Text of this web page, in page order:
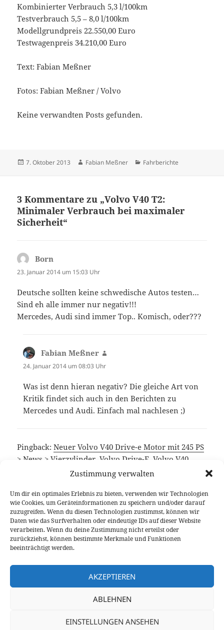
Zustimmung verwalten
Um dir ein optimales Erlebnis zu bieten, verwenden wir Technologien
wie Cookies, um Geräteinformationen zu speichern und/oder darauf
zuzugreifen. Wenn du diesen Technologien zustimmst, können wir
Daten wie das Surfverhalten oder eindeutige IDs auf dieser Website
verarbeiten. Wenn du deine Zustimmung nicht erteilst oder
zurückziehst, können bestimmte Merkmale und Funktionen
beeinträchtigt werden.
AKZEPTIEREN
ABLEHNEN
EINSTELLUNGEN ANSEHEN
Kombinierter Verbrauch 5,3 l/100km
Testverbrauch 5,5 – 8,0 l/100km
Modellgrundpreis 22.550,00 Euro
Testwagenpreis 34.210,00 Euro
Text: Fabian Meßner
Fotos: Fabian Meßner / Volvo
Keine verwandten Posts gefunden.
Veröffentlicht
7. Oktober 2013 Autor
Fabian Meßner Kategorien
Fahrberichte
3 Kommentare zu „Volvo V40 T2:
Minimaler Verbrauch bei maximaler
Sicherheit“
Born
23. Januar 2014 um 15:03 Uhr
Deutsche sollten keine schwedische Autos testen…
Sind eh alle immer nur negativ!!!
Mercedes, Audi sind immer Top.. Komisch, oder???
Fabian Meßner
24. Januar 2014 um 08:03 Uhr
Was ist denn hieran negativ? Die gleiche Art von
Kritik findet sich auch in den Berichten zu
Mercedes und Audi. Einfach mal nachlesen ;)
Pingback:Neuer Volvo V40 Drive-e Motor mit 245 PS
> News > Vierzylinder, Volvo Drive-E, Volvo V40,
Volvo V40 T5 > Autophorie.de
Die Kommentare sind geschlossen.
Beitragsnavigation
VORHERIGER
Vorheriger
Beitrag:
Opel Insignia Facelift: Fast eine
Überraschung
Schwedischer Spar-Langläufer: Volvo S60